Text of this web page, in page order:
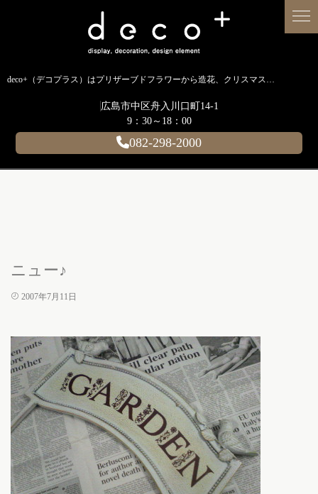
deco+（デコプラス）はプリザーブドフラワーから造花、クリスマス装飾、イルミネーションに至るまで扱う広島のディスプレイ専門ショップです。
広島市中区舟入川口町14-1
9：30～18：00
082-298-2000
ニュー♪
2007年7月11日